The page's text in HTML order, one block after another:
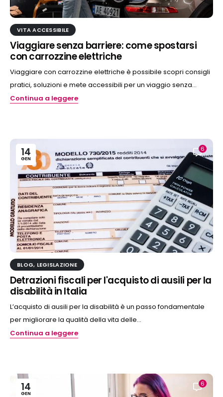
VITA ACCESSIBILE
Viaggiare senza barriere: come spostarsi
con carrozzine elettriche
Viaggiare con carrozzine elettriche è possibile scopri consigli
pratici, soluzioni e mete accessibili per un viaggio senza...
Continua a leggere
14
GEN
6
BLOG, LEGISLAZIONE
Detrazioni fiscali per l'acquisto di ausili per la
disabilità in Italia
L’acquisto di ausili per la disabilità è un passo fondamentale
per migliorare la qualità della vita delle...
Continua a leggere
14
GEN
6